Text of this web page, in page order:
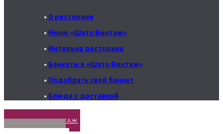
• О ресторане
• Меню «Шато Винтаж»
• Интерьер ресторана
• Банкеты в «Шато Винтаж»
• Подобрать свой банкет
• Блюда с доставкой
МЕНЮ ШАТО ВИНТАЖ
ДОСТАВКА БЛЮД